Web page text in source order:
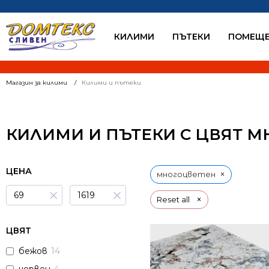
КИЛИМИ ПЪТЕКИ
Магазин за килими Килими и пътеки
КИЛИМИ И ПЪТЕКИ С ЦВЯТ
ЦЕНА
× ×
ЦВЯТ
бежов 14
Reset all ×
многоцветен ×